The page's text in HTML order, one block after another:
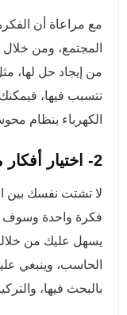
مع مراعاة أن
المجتمع، ومن
من إيجاد حل لها،
تتسبب فيها،
الكهرباء بنظام
2- اختيار أفكار محددة وعدم الإفراط
لا تشتت نفسك بين
فكرة واحدة وسوف
يسهل عليك من
الحاسب، وينبغي
بالبحث فيها،